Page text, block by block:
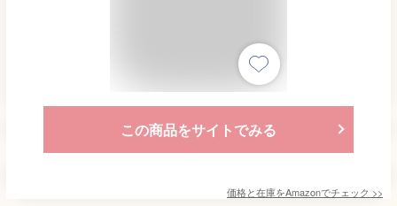
この商品をサイトでみる
価格と在庫をAmazonでチェック >>